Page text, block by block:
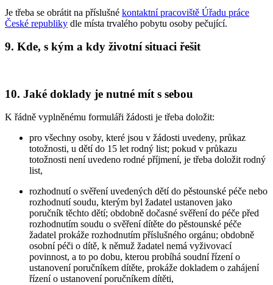
Je třeba se obrátit na příslušné kontaktní pracoviště Úřadu práce
České republiky dle místa trvalého pobytu osoby pečující.
9. Kde, s kým a kdy životní situaci řešit
10. Jaké doklady je nutné mít s sebou
K řádně vyplněnému formuláři žádosti je třeba doložit:
pro všechny osoby, které jsou v žádosti uvedeny, průkaz
totožnosti, u dětí do 15 let rodný list; pokud v průkazu
totožnosti není uvedeno rodné příjmení, je třeba doložit rodný
list,
rozhodnutí o svěření uvedených dětí do pěstounské péče nebo
rozhodnutí soudu, kterým byl žadatel ustanoven jako
poručník těchto dětí; obdobně dočasné svěření do péče před
rozhodnutím soudu o svěření dítěte do pěstounské péče
žadatel prokáže rozhodnutím příslušného orgánu; obdobně
osobní péči o dítě, k němuž žadatel nemá vyživovací
povinnost, a to po dobu, kterou probíhá soudní řízení o
ustanovení poručníkem dítěte, prokáže dokladem o zahájení
řízení o ustanovení poručníkem dítěti,